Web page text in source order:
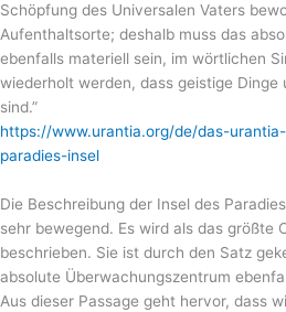
Schöpfung des Universalen Vaters
Aufenthaltsorte; deshalb muss das
ebenfalls materiell sein, im wörtlichen
wiederholt werden, dass geistige Dinge
sind.”
https://www.urantia.org/de/das-
paradies-insel
Die Beschreibung der Insel des
sehr bewegend. Es wird als das größte
beschrieben. Sie ist durch den Satz
absolute Überwachungszentrum
Aus dieser Passage geht hervor, dass